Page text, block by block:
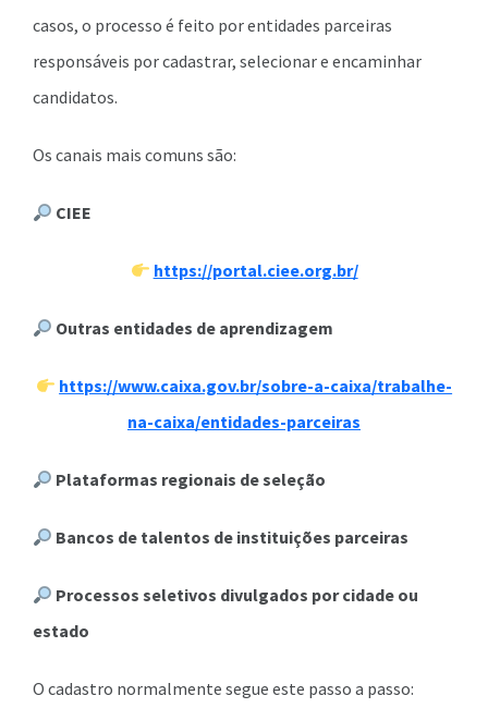
casos, o processo é feito por entidades parceiras
responsáveis por cadastrar, selecionar e encaminhar
candidatos.
Os canais mais comuns são:
CIEE
https://portal.ciee.org.br/
Outras entidades de aprendizagem
https://www.caixa.gov.br/sobre-a-caixa/trabalhe-
na-caixa/entidades-parceiras
Plataformas regionais de seleção
Bancos de talentos de instituições parceiras
Processos seletivos divulgados por cidade ou
estado
O cadastro normalmente segue este passo a passo: